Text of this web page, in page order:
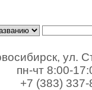
ул.
пн-чт 8:00-
+7 (383)